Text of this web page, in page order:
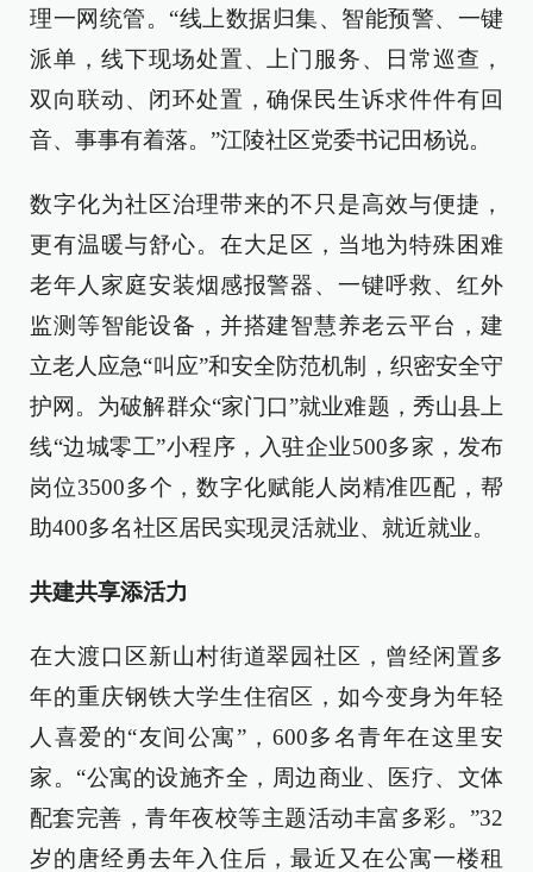
理一网统管。“线上数据归集、智能预警、一键
派单，线下现场处置、上门服务、日常巡查，
双向联动、闭环处置，确保民生诉求件件有回
音、事事有着落。”江陵社区党委书记田杨说。
数字化为社区治理带来的不只是高效与便捷，
更有温暖与舒心。在大足区，当地为特殊困难
老年人家庭安装烟感报警器、一键呼救、红外
监测等智能设备，并搭建智慧养老云平台，建
立老人应急“叫应”和安全防范机制，织密安全守
护网。为破解群众“家门口”就业难题，秀山县上
线“边城零工”小程序，入驻企业500多家，发布
岗位3500多个，数字化赋能人岗精准匹配，帮
助400多名社区居民实现灵活就业、就近就业。
共建共享添活力
在大渡口区新山村街道翠园社区，曾经闲置多
年的重庆钢铁大学生住宿区，如今变身为年轻
人喜爱的“友间公寓”，600多名青年在这里安
家。“公寓的设施齐全，周边商业、医疗、文体
配套完善，青年夜校等主题活动丰富多彩。”32
岁的唐经勇去年入住后，最近又在公寓一楼租